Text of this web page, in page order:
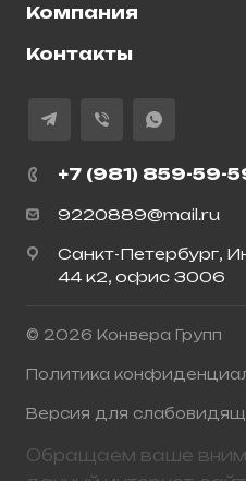
Компания
Контакты
+7 (981) 859-59-
9220889@mail.ru
Санкт-Петербург,
44 к2, офис 3006
© 2026 Конвера Групп
Политика
Версия для
Обращаем ваше